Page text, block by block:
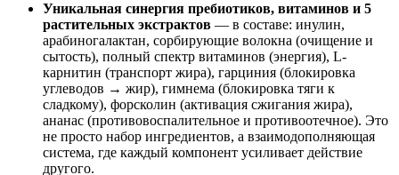
Уникальная синергия пребиотиков, витаминов и 5
растительных экстрактов — в составе: инулин,
арабиногалактан, сорбирующие волокна (очищение и
сытость), полный спектр витаминов (энергия), L-
карнитин (транспорт жира), гарциния (блокировка
углеводов → жир), гимнема (блокировка тяги к
сладкому), форсколин (активация сжигания жира),
ананас (противовоспалительное и противоотечное). Это
не просто набор ингредиентов, а взаимодополняющая
система, где каждый компонент усиливает действие
другого.